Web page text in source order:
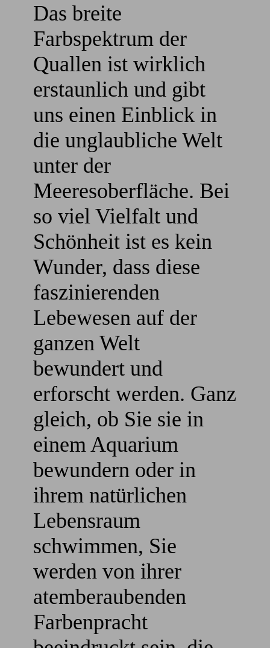
Das breite
Farbspektrum der
Quallen ist wirklich
erstaunlich und gibt
uns einen Einblick in
die unglaubliche Welt
unter der
Meeresoberfläche. Bei
so viel Vielfalt und
Schönheit ist es kein
Wunder, dass diese
faszinierenden
Lebewesen auf der
ganzen Welt
bewundert und
erforscht werden. Ganz
gleich, ob Sie sie in
einem Aquarium
bewundern oder in
ihrem natürlichen
Lebensraum
schwimmen, Sie
werden von ihrer
atemberaubenden
Farbenpracht